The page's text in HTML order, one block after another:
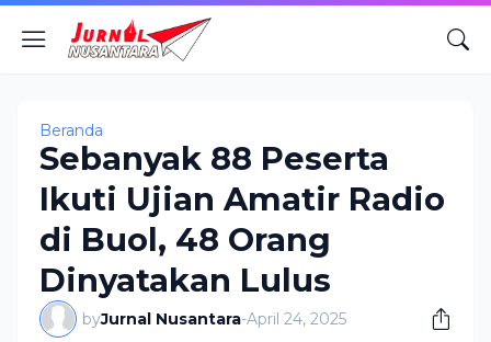
Beranda
Sebanyak 88 Peserta
Ikuti Ujian Amatir Radio
di Buol, 48 Orang
Dinyatakan Lulus
byJurnal Nusantara-April 24, 2025